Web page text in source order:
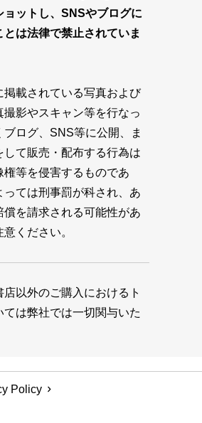
ョットし、SNSやブログに
とは法律で禁止されていま
掲載されている写真および
撮影やスキャン等を行なっ
ブログ、SNS等に公開、ま
して販売・配布する行為は
権等を侵害するものであ
っては刑事罰が科され、あ
償を請求される可能性があ
ください。
店以外のご購入におけるト
ては弊社では一切関与いた
Policy